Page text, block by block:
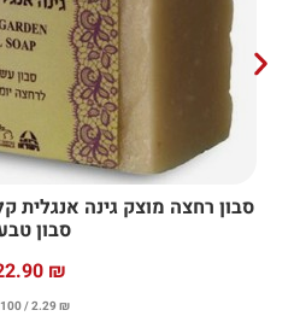
סבון רחצה מוצק גינה אנגלית
סבון
₪
2.29 ₪ / 100 ג׳